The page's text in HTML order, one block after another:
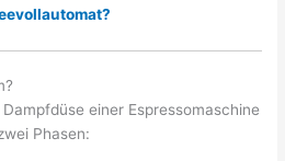
einer Espressomaschine
Phasen: